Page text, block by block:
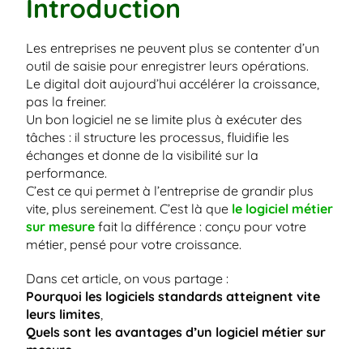
Introduction
Les entreprises ne peuvent plus se contenter d’un
outil de saisie pour enregistrer leurs opérations.
Le digital doit aujourd’hui accélérer la croissance,
pas la freiner.
Un bon logiciel ne se limite plus à exécuter des
tâches : il structure les processus, fluidifie les
échanges et donne de la visibilité sur la
performance.
C’est ce qui permet à l’entreprise de grandir plus
vite, plus sereinement. C’est là que le logiciel métier
sur mesure fait la différence : conçu pour votre
métier, pensé pour votre croissance.
Dans cet article, on vous partage :
Pourquoi les logiciels standards atteignent vite
leurs limites,
Quels sont les avantages d’un logiciel métier sur